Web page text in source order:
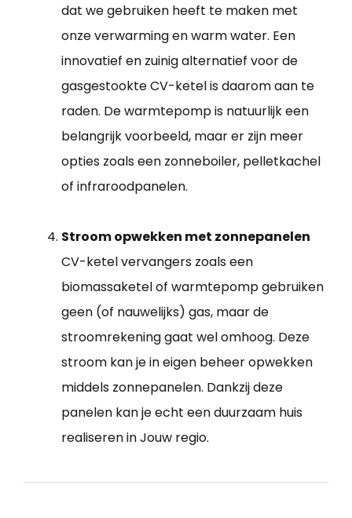
dat we gebruiken heeft te maken met
onze verwarming en warm water. Een
innovatief en zuinig alternatief voor de
gasgestookte CV-ketel is daarom aan te
raden. De warmtepomp is natuurlijk een
belangrijk voorbeeld, maar er zijn meer
opties zoals een zonneboiler, pelletkachel
of infraroodpanelen.
Stroom opwekken met zonnepanelen
CV-ketel vervangers zoals een
biomassaketel of warmtepomp gebruiken
geen (of nauwelijks) gas, maar de
stroomrekening gaat wel omhoog. Deze
stroom kan je in eigen beheer opwekken
middels zonnepanelen. Dankzij deze
panelen kan je echt een duurzaam huis
realiseren in Jouw regio.